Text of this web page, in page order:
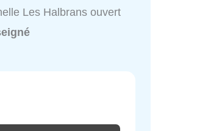
Les Halbrans ouvert